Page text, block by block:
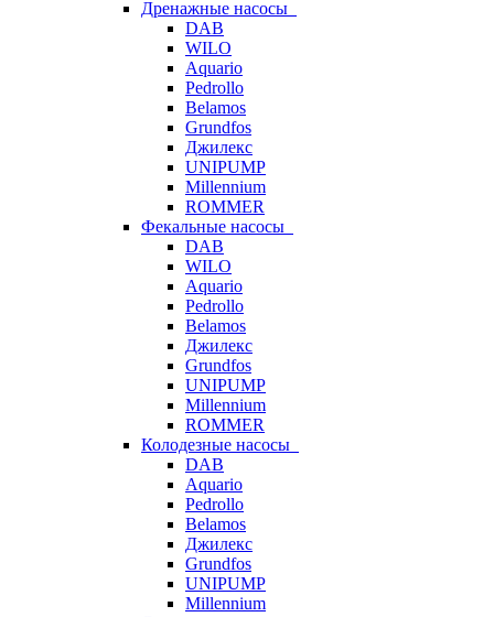
Дренажные насосы
DAB
WILO
Aquario
Pedrollo
Belamos
Grundfos
Джилекс
UNIPUMP
Millennium
ROMMER
Фекальные насосы
DAB
WILO
Aquario
Pedrollo
Belamos
Джилекс
Grundfos
UNIPUMP
Millennium
ROMMER
Колодезные насосы
DAB
Aquario
Pedrollo
Belamos
Джилекс
Grundfos
UNIPUMP
Millennium